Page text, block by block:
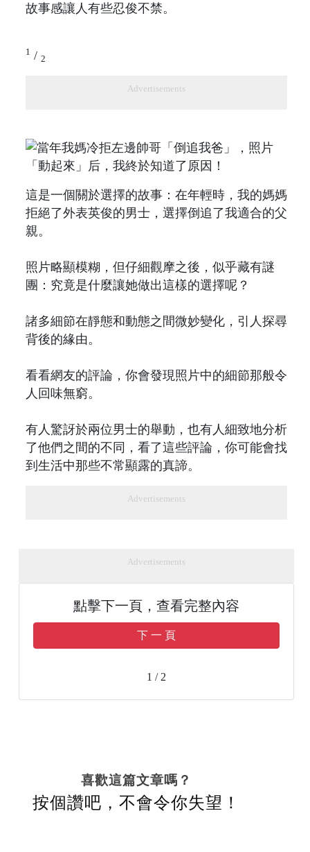
故事感讓人有些忍俊不禁。
1 / 2
Advertisements
這是一個關於選擇的故事：在年輕時，我的媽媽
拒絕了外表英俊的男士，選擇倒追了我適合的父
親。
照片略顯模糊，但仔細觀摩之後，似乎藏有謎
團：究竟是什麼讓她做出這樣的選擇呢？
諸多細節在靜態和動態之間微妙變化，引人探尋
背後的緣由。
看看網友的評論，你會發現照片中的細節那般令
人回味無窮。
有人驚訝於兩位男士的舉動，也有人細致地分析
了他們之間的不同，看了這些評論，你可能會找
到生活中那些不常顯露的真諦。
Advertisements
Advertisements
點擊下一頁，查看完整內容
下 一 頁
1 / 2
喜歡這篇文章嗎？
按個讚吧，不會令你失望！